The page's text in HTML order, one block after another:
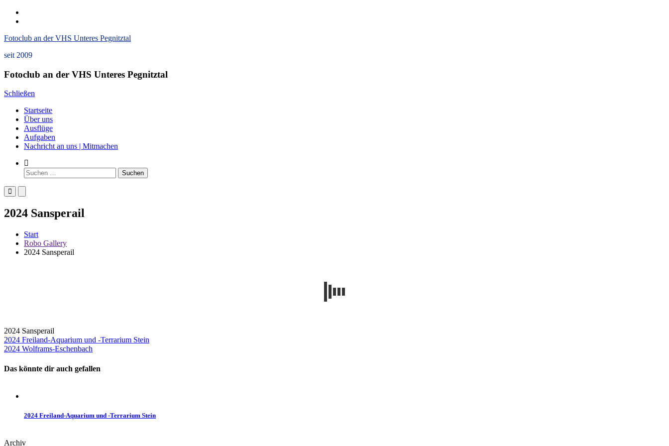
Zum
Inhalt
Impressum
Fotoclub an der VHS Unteres Pegnitztal
seit 2009
Fotoclub an der VHS Unteres Pegnitztal
Schließen
Startseite
Über uns
Ausflüge
Aufgaben
Nachricht an uns | Mitmachen
Such-
Formular
ansehen
Suchen
nach:
Primäres
Menü
mobile
Menü
Desktop
2024 Sansperail
Start
Robo Gallery
2024 Sansperail
2024 Sansperail
Beitragsnavigation
2024 Freiland-Aquarium und -Terrarium Stein
2024 Wolframs-Eschenbach
Das könnte dir auch gefallen
2024 Freiland-Aquarium und -Terrarium Stein
Archiv